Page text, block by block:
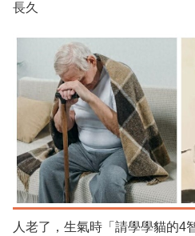
長久
人老了，生氣時「請學學貓的4